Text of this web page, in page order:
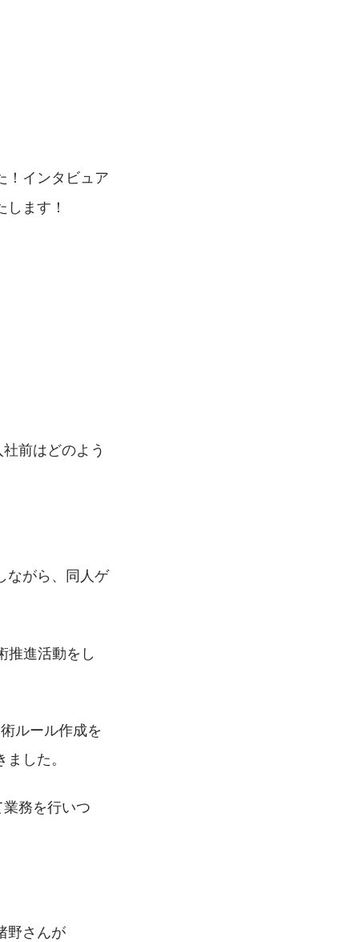
！インタビュア
ます！
前はどのよう
ながら、同⼈ゲ
推進活動をし
ルール作成を
した。
務を⾏いつ
野さんが